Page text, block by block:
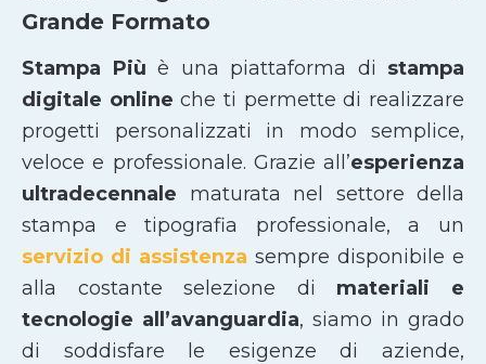
Grande Formato
Stampa Più è una piattaforma di stampa
digitale online che ti permette di realizzare
progetti personalizzati in modo semplice,
veloce e professionale. Grazie all’esperienza
ultradecennale maturata nel settore della
stampa e tipografia professionale, a un
servizio di assistenza sempre disponibile e
alla costante selezione di materiali e
tecnologie all’avanguardia, siamo in grado
di soddisfare le esigenze di aziende,